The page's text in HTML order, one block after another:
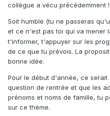
collègue a vécu précédemment
Soit humble (tu ne passeras
et ce n'est pas toi qui va mener
t'informer, t'appuyer sur les
de ce que tu prévois. La
bonne idée.
Pour le début d'année, ce
question de rentrée et que les
prénoms et noms de famille, tu
sur ce thème.